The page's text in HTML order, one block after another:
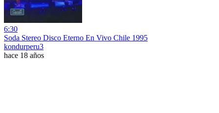
6:30
Soda Stereo Disco Eterno En Vivo Chile 1995
kondurperu3
hace 18 años